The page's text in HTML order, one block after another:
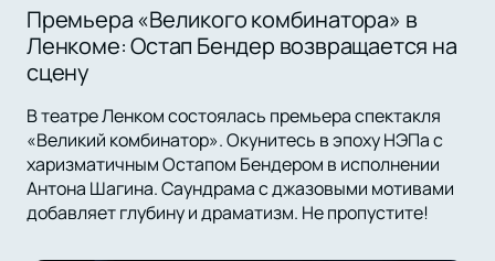
Премьера «Великого комбинатора» в
Ленкоме: Остап Бендер возвращается на
сцену
В театре Ленком состоялась премьера спектакля
«Великий комбинатор». Окунитесь в эпоху НЭПа с
харизматичным Остапом Бендером в исполнении
Антона Шагина. Саундрама с джазовыми мотивами
добавляет глубину и драматизм. Не пропустите!